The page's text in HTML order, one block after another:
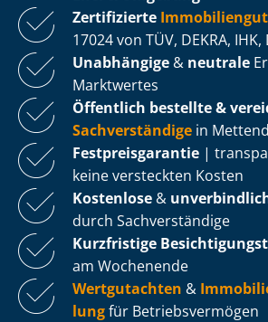
Zertifizierte
17024 von TÜV, DEKRA, IHK,
Unabhängige & neutrale
Marktwertes
Öffentlich bestellte &
Sachverständige in
Fest­preis­ga­ran­tie |
keine versteckten Kosten
Kostenlose &
durch Sachverständige
Kurzfristige
am Wochenende
Wertgutachten &
lungfür Be­triebs­ver­mö­gen